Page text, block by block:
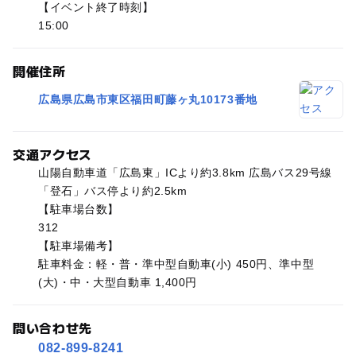
【イベント終了時刻】
15:00
開催住所
広島県広島市東区福田町藤ヶ丸10173番地
交通アクセス
山陽自動車道「広島東」ICより約3.8km 広島バス29号線
「登石」バス停より約2.5km
【駐車場台数】
312
【駐車場備考】
駐車料金：軽・普・準中型自動車(小) 450円、準中型
(大)・中・大型自動車 1,400円
問い合わせ先
082-899-8241